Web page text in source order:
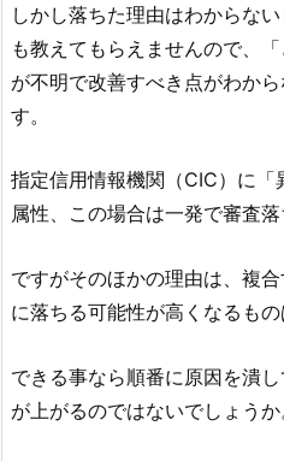
しかし落ちた理由はわからな
も教えてもらえませんので、
が不明で改善すべき点がわか
す。
指定信用情報機関（CIC）に「
属性、この場合は一発で審査落
ですがそのほかの理由は、複
に落ちる可能性が高くなるもの
できる事なら順番に原因を潰
が上がるのではないでしょうか